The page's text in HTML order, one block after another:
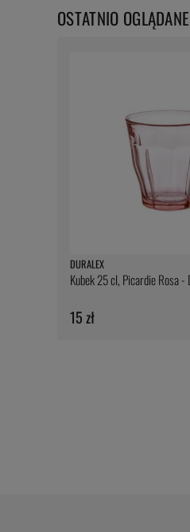
OSTATNIO OGLĄDANE
DURALEX
Kubek 25 cl, Picardie Rosa -
15 zł